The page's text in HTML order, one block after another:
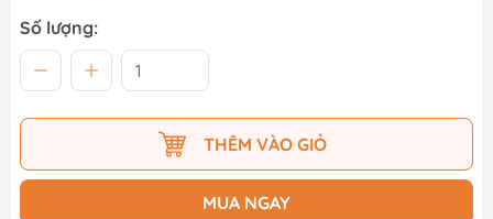
Số lượng:
THÊM VÀO GIỎ
MUA NGAY